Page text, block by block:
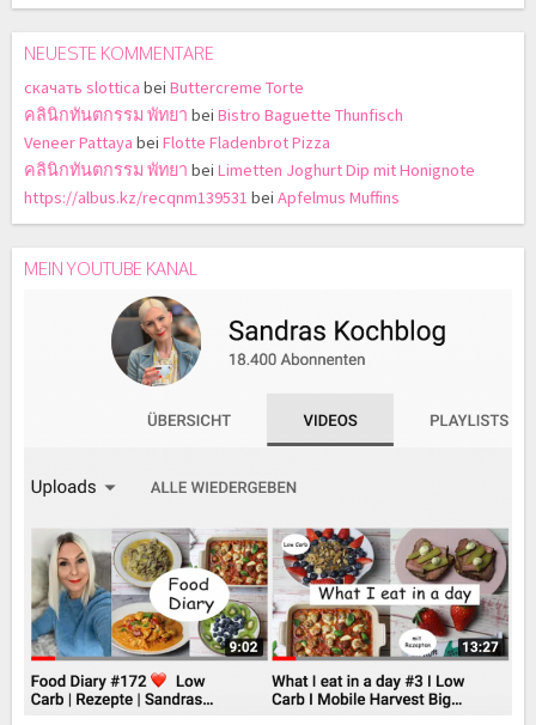
NEUESTE KOMMENTARE
скачать slottica bei Buttercreme Torte
คลินิกทันตกรรม พัทยา bei Bistro Baguette Thunfisch
Veneer Pattaya bei Flotte Fladenbrot Pizza
คลินิกทันตกรรม พัทยา bei Limetten Joghurt Dip mit Honignote
https://albus.kz/recqnm139531 bei Apfelmus Muffins
MEIN YOUTUBE KANAL